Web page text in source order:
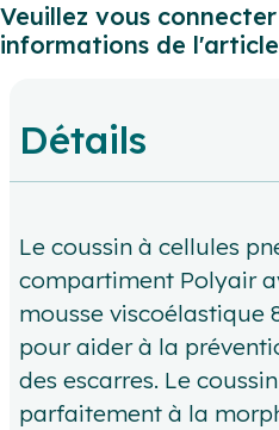
Veuillez vous
informations de
Détails
Le coussin à cellules
compartiment Polyair
mousse viscoélastique
pour aider à la
des escarres. Le
parfaitement à la